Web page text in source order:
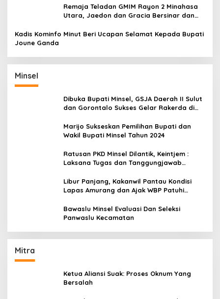
Remaja Teladan GMIM Rayon 2 Minahasa
Utara, Jaedon dan Gracia Bersinar dan
Kadis Kominfo Minut Beri Ucapan Selamat Kepada Bupati
Joune Ganda
Minsel
Dibuka Bupati Minsel, GSJA Daerah II Sulut
dan Gorontalo Sukses Gelar Rakerda di
Marijo Sukseskan Pemilihan Bupati dan
Wakil Bupati Minsel Tahun 2024
Ratusan PKD Minsel Dilantik, Keintjem :
Laksana Tugas dan Tanggungjawab
Libur Panjang, Kakanwil Pantau Kondisi
Lapas Amurang dan Ajak WBP Patuhi
Bawaslu Minsel Evaluasi Dan Seleksi
Panwaslu Kecamatan
Mitra
Ketua Aliansi Suak: Proses Oknum Yang
Bersalah